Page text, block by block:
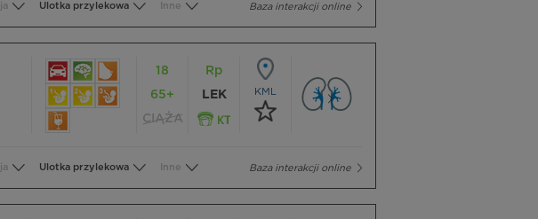
Baza interakcji online
Ulotka przylekowa Inne
18
65+
CIĄŻA
Rp
LEK
KML
Baza interakcji online
Ulotka przylekowa Inne